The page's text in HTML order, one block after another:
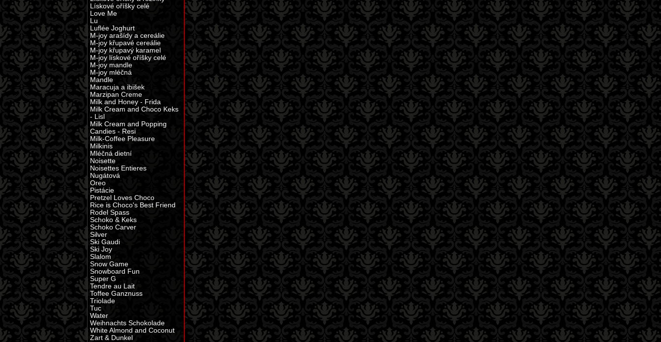
Lískové oříšky celé
Love Me
Lu
Luflée Joghurt
M-joy arašídy a cereálie
M-joy křupavé cereálie
M-joy křupavý karamel
M-joy lískové oříšky celé
M-joy mandle
M-joy mléčná
Mandle
Maracuja a ibišek
Marzipan Creme
Milk and Honey - Frida
Milk Cream and Choco Keks
- Lisl
Milk Cream and Popping
Candies - Resi
Milk-Coffee Pleasure
Milkinis
Mléčná dietní
Noisette
Noisettes Entieres
Nugátová
Oreo
Pistácie
Pretzel Loves Choco
Rice is Choco's Best Friend
Rodel Spass
Schoko & Keks
Schoko Carver
Silver
Ski Gaudi
Ski Joy
Slalom
Snow Game
Snowboard Fun
Super G
Tendre au Lait
Toffee Ganznuss
Triolade
Tuc
Water
Weihnachts Schokolade
White Almond and Coconut
Zart & Dunkel